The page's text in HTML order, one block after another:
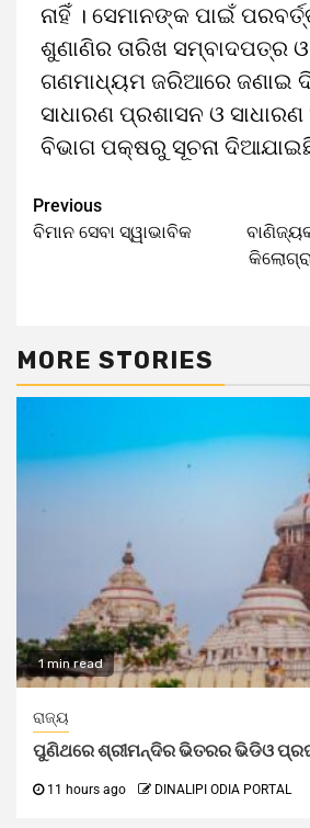
ନାହିଁ । ସେମାନଙ୍କ ପାଇଁ
ଶୁଣାଣିର ତାରିଖ ସମ୍ବାଦପତ୍ର
ଗଣମାଧ୍ୟମ ଜରିଆରେ ଜଣାଇ
ସାଧାରଣ ପ୍ରଶାସନ ଓ
ବିଭାଗ ପକ୍ଷରୁ ସୂଚନା
Previous
ବିମାନ ସେବା ସ୍ୱାଭାବିକ
MORE STORIES
1 min read
ରାଜ୍ୟ
ପୁଣିଥରେ ଶ୍ରୀମନ୍ଦିର ଭିତରର ଭିଡିଓ
11 hours ago DINALIPI ODIA PORTAL